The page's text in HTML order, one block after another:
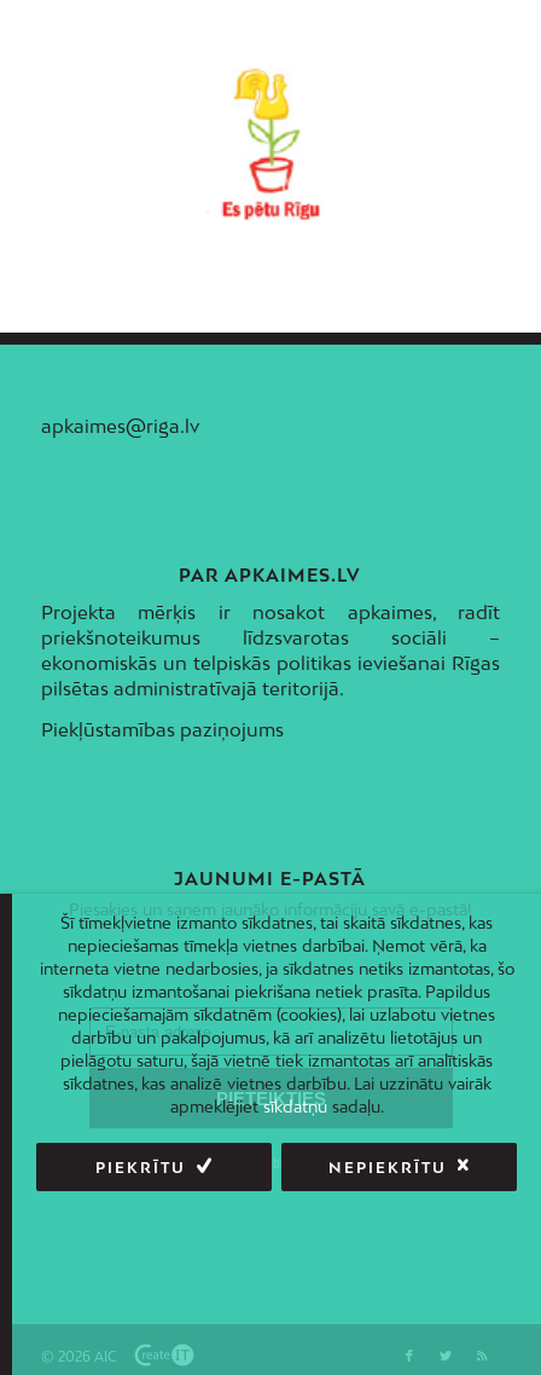
apkaimes@riga.lv
PAR APKAIMES.LV
Projekta mērķis ir nosakot apkaimes, radīt
priekšnoteikumus līdzsvarotas sociāli –
ekonomiskās un telpiskās politikas ieviešanai Rīgas
pilsētas administratīvajā teritorijā.
Piekļūstamības paziņojums
JAUNUMI E-PASTĀ
Piesakies un saņem jaunāko informāciju savā e-pastā!
© 2026 AIC
Šī tīmekļvietne izmanto sīkdatnes, tai skaitā sīkdatnes, kas
nepieciešamas tīmekļa vietnes darbībai. Ņemot vērā, ka
interneta vietne nedarbosies, ja sīkdatnes netiks izmantotas, šo
sīkdatņu izmantošanai piekrišana netiek prasīta. Papildus
nepieciešamajām sīkdatnēm (cookies), lai uzlabotu vietnes
darbību un pakalpojumus, kā arī analizētu lietotājus un
pielāgotu saturu, šajā vietnē tiek izmantotas arī analītiskās
sīkdatnes, kas analizē vietnes darbību. Lai uzzinātu vairāk
apmeklējietsīkdatņusadaļu.
PIEKRĪTU NEPIEKRĪTU